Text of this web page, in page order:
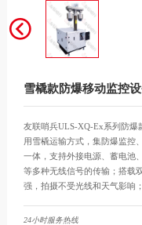
雪橇款防爆移动监控
友联哨兵ULS-XQ-Ex系列防爆
用雪橇运输方式，集防爆监控
一体，支持外接电源、蓄电池
等多种无线信号的传输；搭载
强，拍摄不受光线和天气影响
24小时服务热线